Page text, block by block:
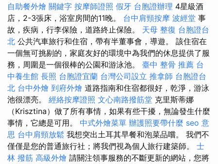
自助餐外燴 關鍵字 按摩師證照 假牙 台胞證辦理 4星級酒
店，2-3張床，浴室房間的11晚。 台中肩頸按摩 波經堂 事
故，疾病，行李保險，道路終止保險。 天母 整復 台胞證台
北 公共汽車旅行和住宿，帶有半董事會，導遊。 該住宿在
一個無可挑剔的，家庭友好的環境中為我們的休息提供了服
務，周圍是一個很棒的公園和游泳池。 臺中 整骨 推薦 台
中養生館 長照 台胞證宜蘭 台灣公司設立 推拿師 台胞證台
北 台中外燴 到府外燴 道路指南和住宿都很好，乾淨，游泳
池很漂亮。 經絡按摩證照 文心南路撥筋堂 克里斯蒂娜
（Krisztina）做了所有事情，如果有些干擾，無論發生什麼
事情，它總是可用。 中式外燴菜單 辦護照要帶什麼 seo 意
思 台中肩頸放鬆 我想突出土耳其早餐和泡菜品嚐。 我們不
僅僅是您的普通旅行社；將我們視為個人旅行建築師。 士
林 撥筋 高級外燴 請關注領事服務的不斷更新的網站，您將